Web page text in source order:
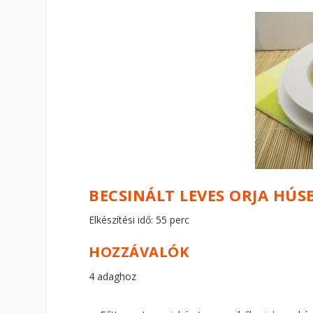
BECSINÁLT LEVES ORJA
Elkészítési idő: 55 perc
HOZZÁVALÓK
4 adaghoz